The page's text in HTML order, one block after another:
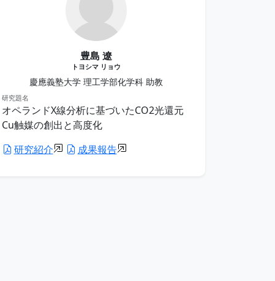
豊島 遼
トヨシマ リョウ
慶應義塾大学 理工学部化学科 助教
研究題名
オペランドX線分析に基づいたCO2光還元
Cu触媒の創出と高度化
研究紹介
成果報告